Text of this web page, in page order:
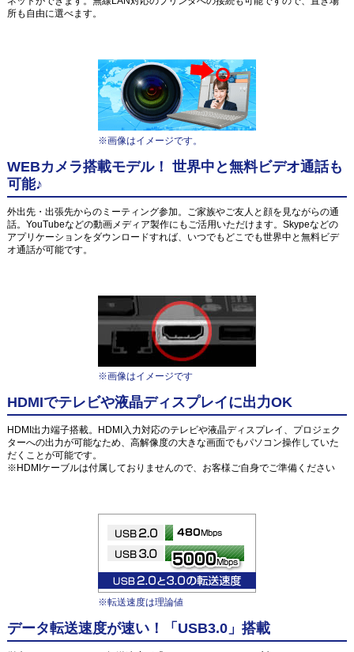
所も自由に選べます。
※画像はイメージです。
WEBカメラ搭載モデル！ 世界中と無料ビデオ通話も
可能♪
外出先・出張先からのミーティング参加。ご家族やご友人と顔を見ながらの通
話。YouTubeなどの動画メディア製作にもご活用いただけます。Skypeなどの
アプリケーションをダウンロードすれば、いつでもどこでも世界中と無料ビデ
オ通話が可能です。
※画像はイメージです
HDMIでテレビや液晶ディスプレイに出力OK
HDMI出力端子搭載。HDMI入力対応のテレビや液晶ディスプレイ、プロジェク
ターへの出力が可能なため、高解像度の大きな画面でもパソコン操作していた
だくことが可能です。
※HDMIケーブルは付属しておりませんので、お客様ご自身でご準備ください
※転送速度は理論値
データ転送速度が速い！「USB3.0」搭載